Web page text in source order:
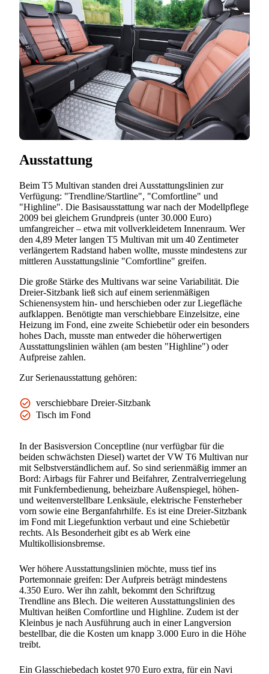
Ausstattung
Beim T5 Multivan standen drei Ausstattungslinien zur
Verfügung: "Trendline/Startline", "Comfortline" und
"Highline". Die Basisausstattung war nach der Modellpflege
2009 bei gleichem Grundpreis (unter 30.000 Euro)
umfangreicher – etwa mit vollverkleidetem Innenraum. Wer
den 4,89 Meter langen T5 Multivan mit um 40 Zentimeter
verlängertem Radstand haben wollte, musste mindestens zur
mittleren Ausstattungslinie "Comfortline" greifen.
Die große Stärke des Multivans war seine Variabilität. Die
Dreier-Sitzbank ließ sich auf einem serienmäßigen
Schienensystem hin- und herschieben oder zur Liegefläche
aufklappen. Benötigte man verschiebbare Einzelsitze, eine
Heizung im Fond, eine zweite Schiebetür oder ein besonders
hohes Dach, musste man entweder die höherwertigen
Ausstattungslinien wählen (am besten "Highline") oder
Aufpreise zahlen.
Zur Serienausstattung gehören:
verschiebbare Dreier-Sitzbank
Tisch im Fond
In der Basisversion Conceptline (nur verfügbar für die
beiden schwächsten Diesel) wartet der VW T6 Multivan nur
mit Selbstverständlichem auf. So sind serienmäßig immer an
Bord: Airbags für Fahrer und Beifahrer, Zentralverriegelung
mit Funkfernbedienung, beheizbare Außenspiegel, höhen-
und weitenverstellbare Lenksäule, elektrische Fensterheber
vorn sowie eine Berganfahrhilfe. Es ist eine Dreier-Sitzbank
im Fond mit Liegefunktion verbaut und eine Schiebetür
rechts. Als Besonderheit gibt es ab Werk eine
Multikollisionsbremse.
Wer höhere Ausstattungslinien möchte, muss tief ins
Portemonnaie greifen: Der Aufpreis beträgt mindestens
4.350 Euro. Wer ihn zahlt, bekommt den Schriftzug
Trendline ans Blech. Die weiteren Ausstattungslinien des
Multivan heißen Comfortline und Highline. Zudem ist der
Kleinbus je nach Ausführung auch in einer Langversion
bestellbar, die die Kosten um knapp 3.000 Euro in die Höhe
treibt.
Ein Glasschiebedach kostet 970 Euro extra, für ein Navi